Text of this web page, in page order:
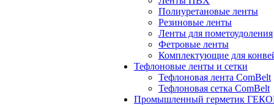
Полиуретановые ленты
Резиновые ленты
Ленты для пометоудоления
Фетровые ленты
Комплектующие для
Тефлоновые ленты и сетки
Тефлоновая лента ComBelt
Тефлоновая сетка ComBelt
Промышленный герметик